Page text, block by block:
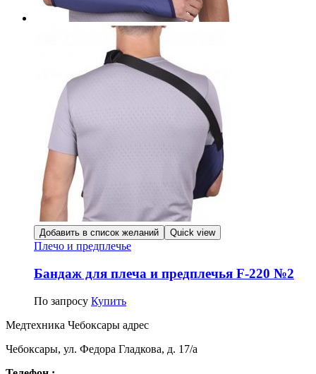
Добавить в список желаний Quick view
Плечо и предплечье
Бандаж для плеча и предплечья F-220 №2
По запросу Купить
Медтехника Чебоксары адрес
Чебоксары, ул. Федора Гладкова, д. 17/а